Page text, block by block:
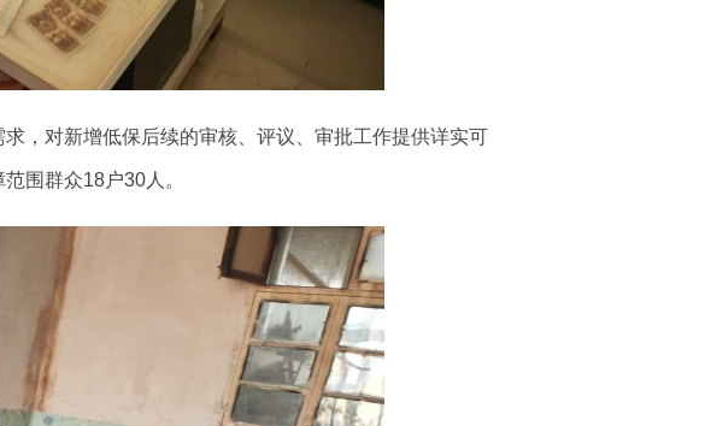
，对新增低保后续的审核、评议、审批工作提供详实可
围群众18户30人。